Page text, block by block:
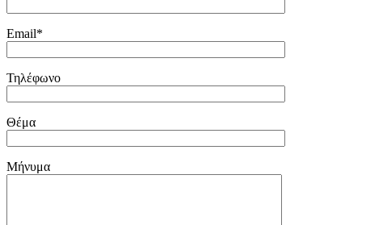
Email*
Τηλέφωνο
Θέμα
Μήνυμα